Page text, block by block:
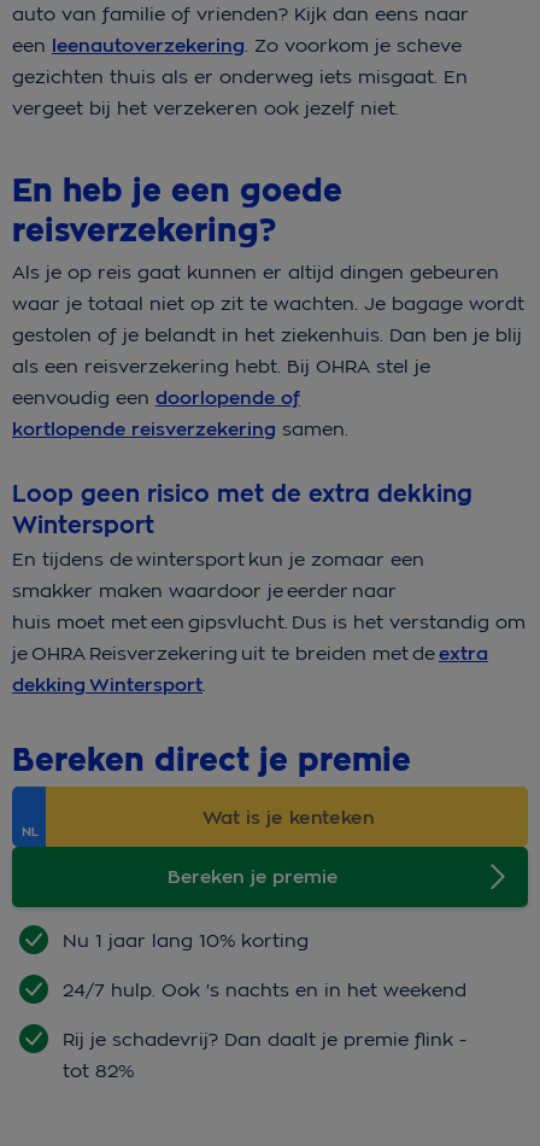
auto van familie of vrienden? Kijk dan eens naar
een leenautoverzekering . Zo voorkom je scheve
gezichten thuis als er onderweg iets misgaat. En
vergeet bij het verzekeren ook jezelf niet.
En heb je een goede
reisverzekering?
Als je op reis gaat kunnen er altijd dingen gebeuren
waar je totaal niet op zit te wachten. Je bagage wordt
gestolen of je belandt in het ziekenhuis. Dan ben je blij
als een reisverzekering hebt. Bij OHRA stel je
eenvoudig een doorlopende of
kortlopende reisverzekering samen.
Loop geen risico met de extra dekking
Wintersport
En tijdens de wintersport kun je zomaar een
smakker maken waardoor je eerder naar
huis moet met een gipsvlucht. Dus is het verstandig om
je OHRA Reisverzekering uit te breiden met deextra
dekking Wintersport.
Bereken direct je premie
Bereken je premie
Nu 1 jaar lang 10% korting
24/7 hulp. Ook 's nachts en in het weekend
Rij je schadevrij? Dan daalt je premie flink -
tot 82%